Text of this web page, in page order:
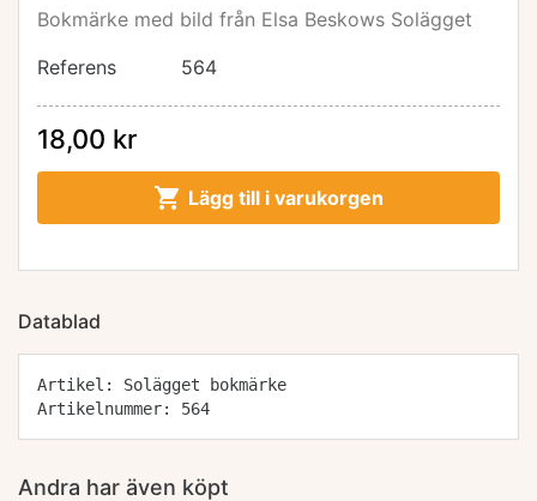
Bokmärke med bild från Elsa Beskows Solägget
Referens
564
18,00 kr
 Lägg till i varukorgen
Datablad
Artikel: Solägget bokmärke
Artikelnummer: 564
Andra har även köpt